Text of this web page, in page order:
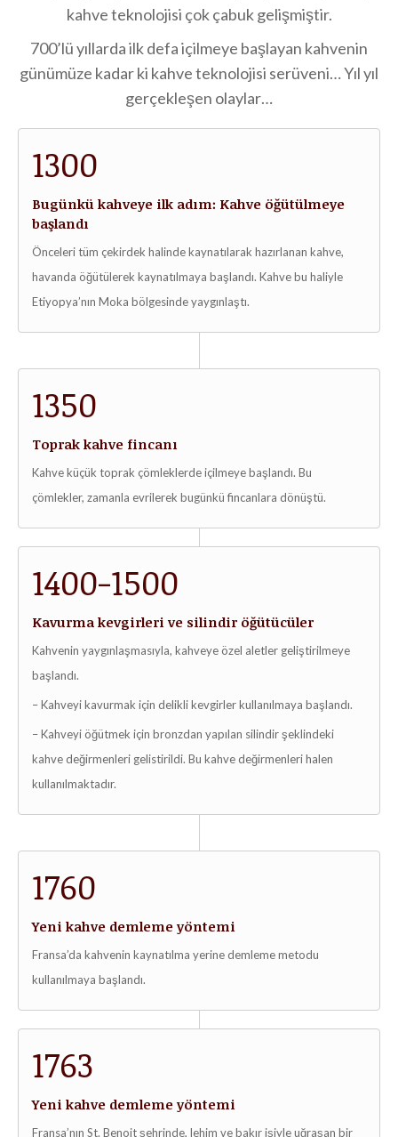
kahve teknolojisi çok çabuk gelişmiştir.
700’lü yıllarda ilk defa içilmeye başlayan kahvenin
günümüze kadar ki kahve teknolojisi serüveni… Yıl yıl
gerçekleşen olaylar…
1300
Bugünkü kahveye ilk adım: Kahve öğütülmeye
başlandı
Önceleri tüm çekirdek halinde kaynatılarak hazırlanan kahve,
havanda öğütülerek kaynatılmaya başlandı. Kahve bu haliyle
Etiyopya’nın Moka bölgesinde yaygınlaştı.
1350
Toprak kahve fincanı
Kahve küçük toprak çömleklerde içilmeye başlandı. Bu
çömlekler, zamanla evrilerek bugünkü fincanlara dönüştü.
1400-1500
Kavurma kevgirleri ve silindir öğütücüler
Kahvenin yaygınlaşmasıyla, kahveye özel aletler geliştirilmeye
başlandı.
– Kahveyi kavurmak için delikli kevgirler kullanılmaya başlandı.
– Kahveyi öğütmek için bronzdan yapılan silindir şeklindeki
kahve değirmenleri gelistirildi. Bu kahve değirmenleri halen
kullanılmaktadır.
1760
Yeni kahve demleme yöntemi
Fransa’da kahvenin kaynatılma yerine demleme metodu
kullanılmaya başlandı.
1763
Yeni kahve demleme yöntemi
Fransa’nın St. Benoit şehrinde, lehim ve bakır işiyle uğraşan bir